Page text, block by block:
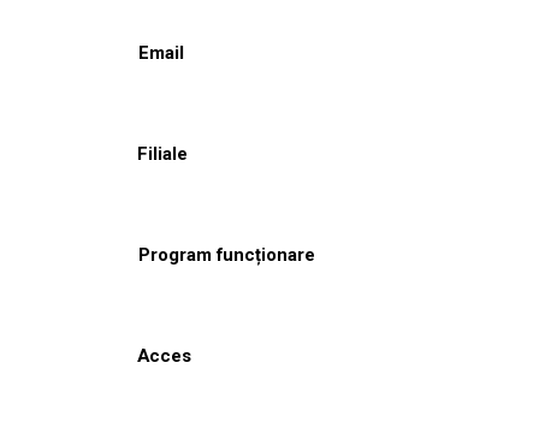
Email
Filiale
Program funcționare
Acces